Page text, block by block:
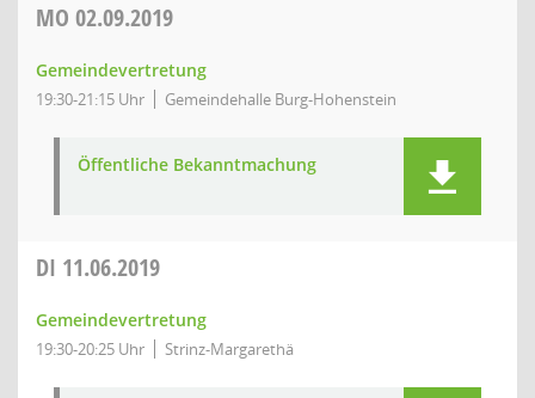
MO 02.09.2019
Gemeindevertretung
19:30-21:15 Uhr Gemeindehalle Burg-Hohenstein
Öffentliche Bekanntmachung
DI 11.06.2019
Gemeindevertretung
19:30-20:25 Uhr Strinz-Margarethä